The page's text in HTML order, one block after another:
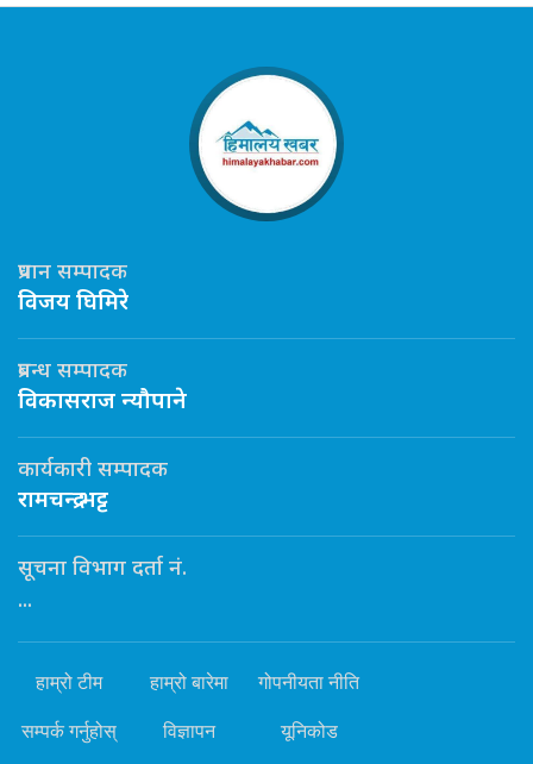
प्रधान सम्पादक
विजय घिमिरे
प्रबन्ध सम्पादक
विकासराज न्यौपाने
कार्यकारी सम्पादक
रामचन्द्र भट्ट
सूचना विभाग दर्ता नं.
...
हाम्रो टीम हाम्रो बारेमा गोपनीयता नीति
सम्पर्क गर्नुहोस् विज्ञापन यूनिकोड